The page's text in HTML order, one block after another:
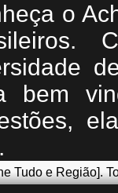
oA
bem
Tudo e Região].